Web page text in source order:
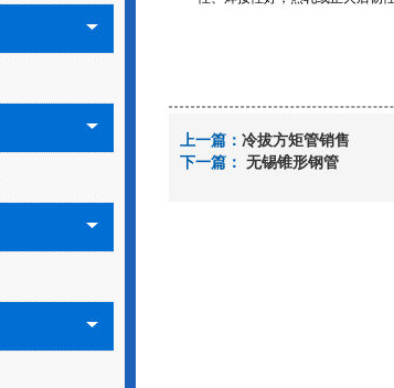
上一篇： 冷拔方矩管销售
下一篇： 无锡锥形钢管